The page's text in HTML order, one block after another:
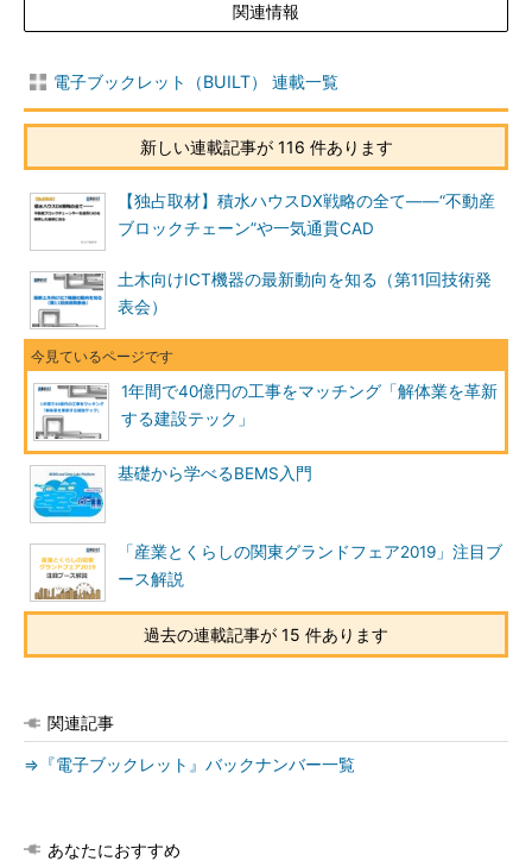
関連情報
電子ブックレット（BUILT） 連載一覧
新しい連載記事が 116 件あります
【独占取材】積水ハウスDX戦略の全て――“不動産
ブロックチェーン”や一気通貫CAD
土木向けICT機器の最新動向を知る（第11回技術発
表会）
1年間で40億円の工事をマッチング「解体業を革新
する建設テック」
基礎から学べるBEMS入門
「産業とくらしの関東グランドフェア2019」注目ブ
ース解説
過去の連載記事が 15 件あります
関連記事
⇒『電子ブックレット』バックナンバー一覧
あなたにおすすめ